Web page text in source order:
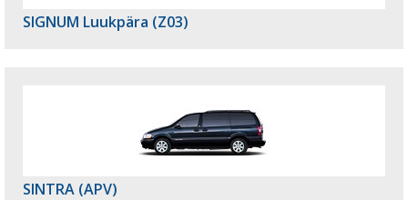
SIGNUM Luukpära (Z03)
SINTRA (APV)